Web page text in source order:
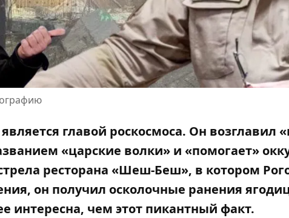
главой роскосмоса. Он возглавил
«царские волки» и «помогает»
ресторана «Шеш-Беш», в котором
он получил осколочные ранения
интересна, чем этот пикантный факт.